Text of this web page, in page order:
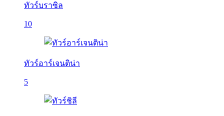
ทัวร์บราซิล
10
ทัวร์อาร์เจนติน่า
5